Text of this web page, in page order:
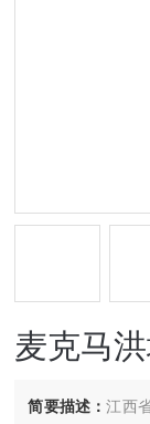
麦克马
简要描述：江西